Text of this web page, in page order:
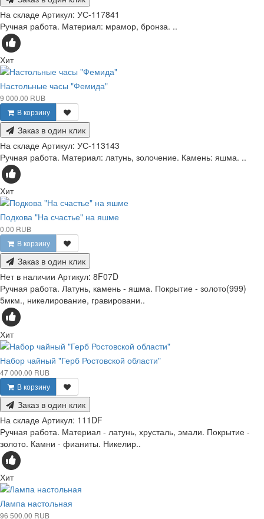
На складе Артикул: УС-117841
Ручная работа. Материал: мрамор, бронза. ..
Хит
Настольные часы "Фемида"
9 000.00 RUB
В корзину
Заказ в один клик
На складе Артикул: УС-113143
Ручная работа. Материал: латунь, золочение. Камень: яшма. ..
Хит
Подкова "На счастье" на яшме
0.00 RUB
В корзину
Заказ в один клик
Нет в наличии Артикул: 8F07D
Ручная работа. Латунь, камень - яшма. Покрытие - золото(999)
5мкм., никелирование, гравировани..
Хит
Набор чайный "Герб Ростовской области"
47 000.00 RUB
В корзину
Заказ в один клик
На складе Артикул: 111DF
Ручная работа. Материал - латунь, хрусталь, эмали. Покрытие -
золото. Камни - фианиты. Никелир..
Хит
Лампа настольная
96 500.00 RUB